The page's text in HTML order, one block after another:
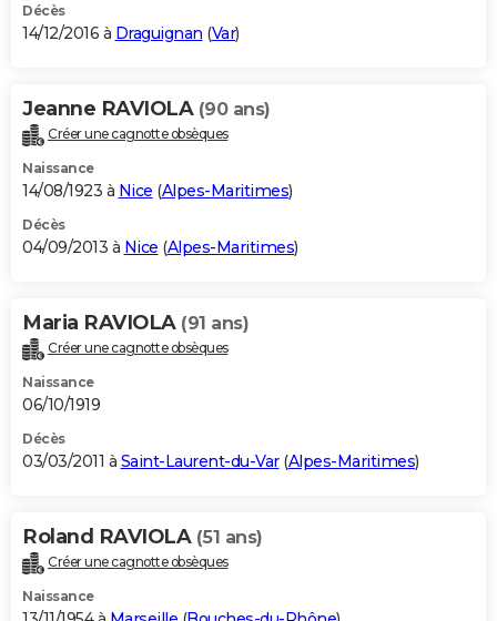
Décès
14/12/2016 à Draguignan (Var)
Jeanne RAVIOLA (90 ans)
Créer une cagnotte obsèques
Naissance
14/08/1923 à Nice (Alpes-Maritimes)
Décès
04/09/2013 à Nice (Alpes-Maritimes)
Maria RAVIOLA (91 ans)
Créer une cagnotte obsèques
Naissance
06/10/1919
Décès
03/03/2011 à Saint-Laurent-du-Var(Alpes-Maritimes)
Roland RAVIOLA (51 ans)
Créer une cagnotte obsèques
Naissance